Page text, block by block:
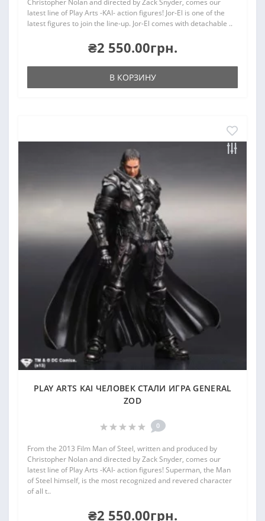
Christopher Nolan and directed by Zack Snyder, comes our
latest line of Play Arts -KAI- action figures! Jor-El is one of the
latest figures to join the line-up. Jor-El comes with detachable ..
₴2 550.00грн.
В КОРЗИНУ
PLAY ARTS KAI ЧЕЛОВЕК СТАЛИ ИГРА GENERAL
ZOD
0
From the 2013 Film Man of Steel, written and produced by
Christopher Nolan and directed by Zack Snyder, comes our
latest line of Play Arts -KAI- action figures! Superman, the Man
of Steel himself, is the most recognized and revered character
of all t..
₴2 550.00грн.